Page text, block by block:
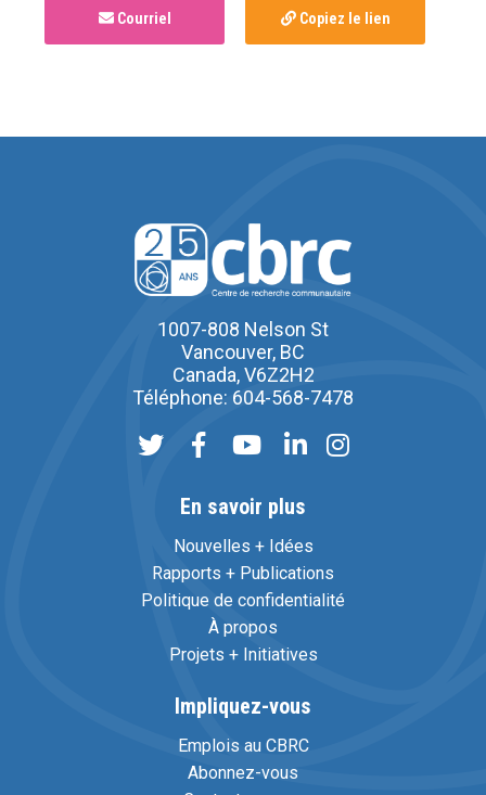
Courriel Copiez le lien
1007-808 Nelson St
Vancouver, BC
Canada, V6Z2H2
Téléphone: 604-568-7478
En savoir plus
Nouvelles + Idées
Rapports + Publications
Politique de confidentialité
À propos
Projets + Initiatives
Impliquez-vous
Emplois au CBRC
Abonnez-vous